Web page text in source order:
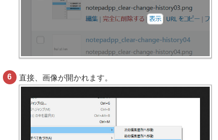
直接、画像が開かれます。